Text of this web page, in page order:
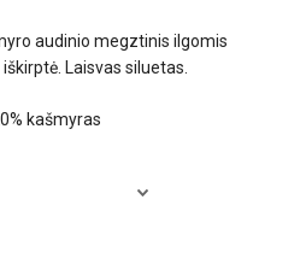
audinio megztinis ilgomis
Laisvas siluetas.
kašmyras